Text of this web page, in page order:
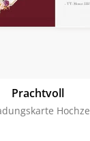
Prachtvoll